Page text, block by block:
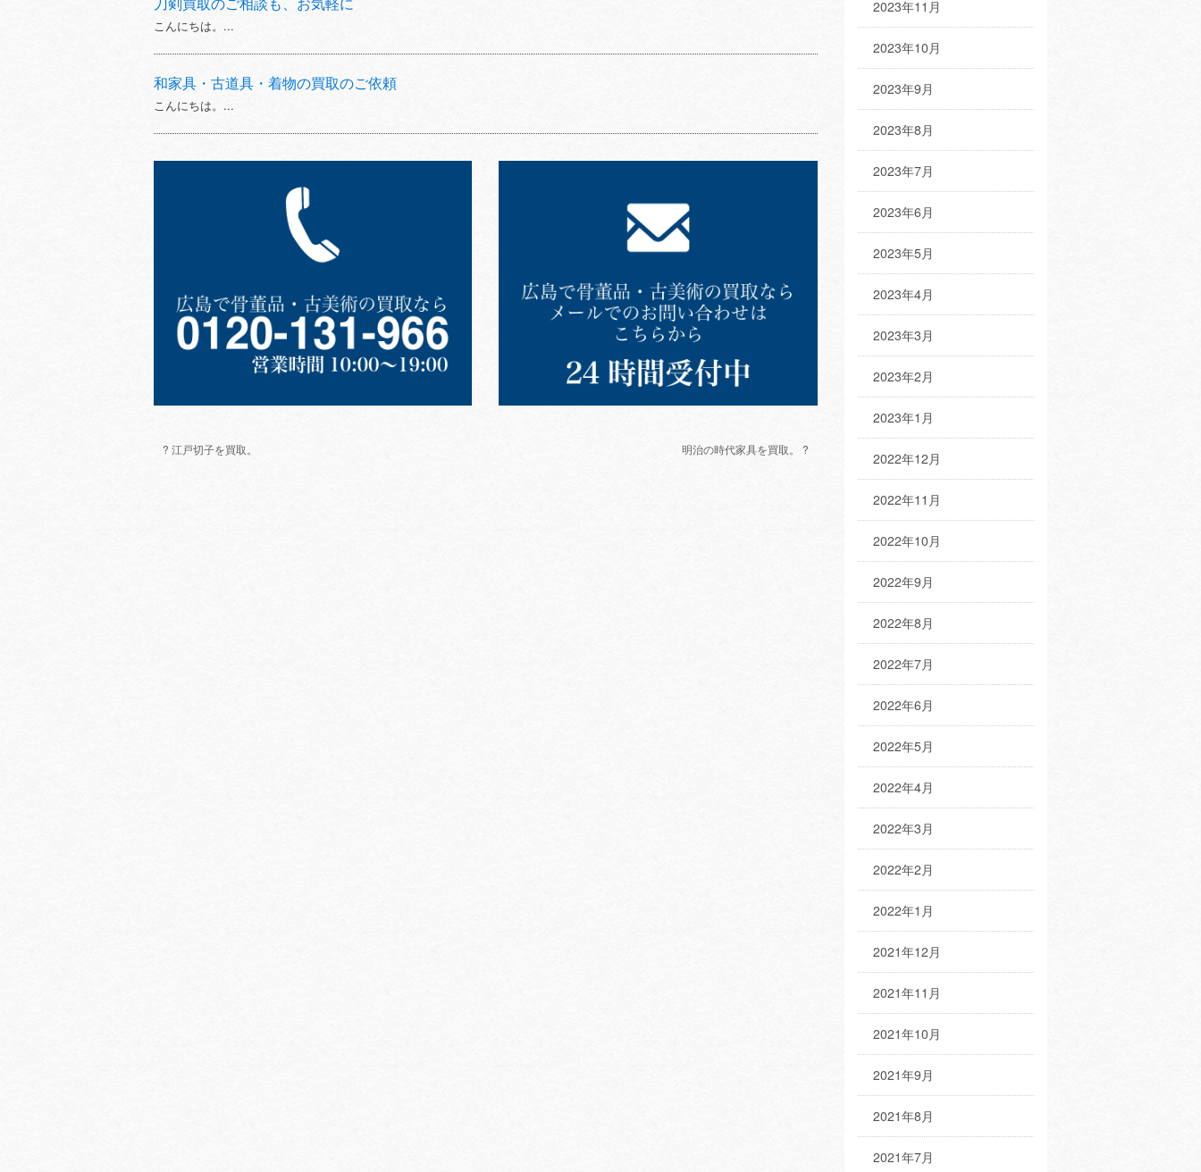
こんにちは。...
和家具・古道具・着物の買取のご依頼
こんにちは。...
? 江戸切子を買取。 明治の時代家具を買取。 ?
2023年11月
2023年10月
2023年9月
2023年8月
2023年7月
2023年6月
2023年5月
2023年4月
2023年3月
2023年2月
2023年1月
2022年12月
2022年11月
2022年10月
2022年9月
2022年8月
2022年7月
2022年6月
2022年5月
2022年4月
2022年3月
2022年2月
2022年1月
2021年12月
2021年11月
2021年10月
2021年9月
2021年8月
2021年7月